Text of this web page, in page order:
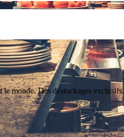
monde. Des déstockages exclusifs.